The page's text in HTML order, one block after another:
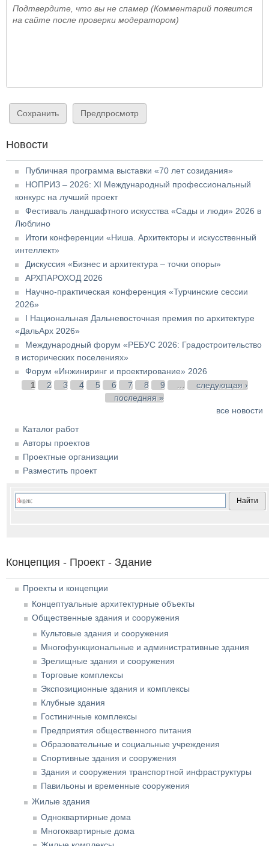
Подтвердите, что вы не спамер (Комментарий появится
на сайте после проверки модератором)
Новости
Публичная программа выставки «70 лет созидания»
НОПРИЗ – 2026: XI Международный профессиональный
конкурс на лучший проект
Фестиваль ландшафтного искусства «Сады и люди» 2026 в
Люблино
Итоги конференции «Ниша. Архитекторы и искусственный
интеллект»
Дискуссия «Бизнес и архитектура – точки опоры»
АРХПАРОХОД 2026
Научно-практическая конференция «Турчинские сессии
2026»
I Национальная Дальневосточная премия по архитектуре
«ДальАрх 2026»
Международный форум «РЕБУС 2026: Градостроительство
в исторических поселениях»
Форум «Инжиниринг и проектирование» 2026
Страницы
1 2 3 4 5 6 7 8 9
следующая ›
последняя »
все новости
Каталог работ
Авторы проектов
Проектные организации
Разместить проект
Концепция - Проект - Здание
Проекты и концепции
Концептуальные архитектурные объекты
Общественные здания и сооружения
Культовые здания и сооружения
Многофункциональные и административные здания
Зрелищные здания и сооружения
Торговые комплексы
Экспозиционные здания и комплексы
Клубные здания
Гостиничные комплексы
Предприятия общественного питания
Образовательные и социальные учреждения
Спортивные здания и сооружения
Здания и сооружения транспортной инфраструктуры
Павильоны и временные сооружения
Жилые здания
Одноквартирные дома
Многоквартирные дома